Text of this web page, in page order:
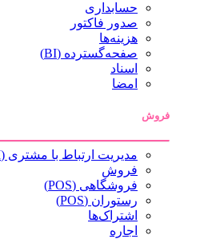
حسابداری
صدور فاکتور
هزینه‌ها
صفحه‌گسترده (BI)
اسناد
امضا
فروش
مدیریت ارتباط با مشتری (CRM)
فروش
فروشگاهی (POS)
رستوران (POS)
اشتراک‌ها
اجاره